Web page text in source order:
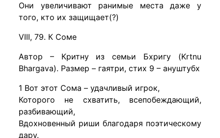
Они увеличивают ранимые места даже у
того, кто их защищает(?)
VIII, 79. К Соме
Автор – Критну из семьи Бхригу (Krtnu
Bhargava). Размер – гаятри, стих 9 – ануштубх
1 Вот этот Сома – удачливый игрок,
Которого не схватить, всепобеждающий,
разбивающий,
Вдохновенный риши благодаря поэтическому
дару.